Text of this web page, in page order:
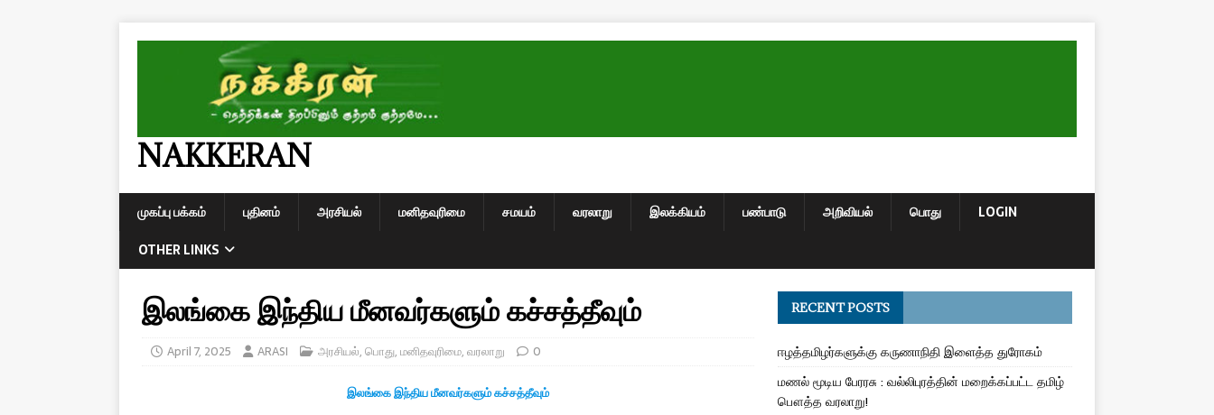
NAKKERAN
முகப்பு பக்கம் புதினம் அரசியல் மனிதவுரிமை சமயம் வரலாறு இலக்கியம் பண்பாடு அறிவியல் பொது
LOGIN
OTHER LINKS
இலங்கை இந்திய மீனவர்களும் கச்சத்தீவும்
April 7, 2025 ARASI அரசியல்,பொது,மனிதவுரிமை,வரலாறு 0
இலங்கை இந்தியமீனவர்களும் கச்சத்தீவும்
RECENT POSTS
ஈழத்தமிழர்களுக்கு கருணாநிதி இளைத்த துரோகம்
மணல் மூடிய பேரரசு : வல்லிபுரத்தின் மறைக்கப்பட்ட தமிழ்
பௌத்த வரலாறு!